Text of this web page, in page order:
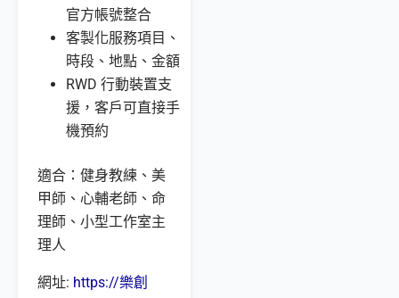
官方帳號整合
客製化服務項目、
時段、地點、金額
RWD 行動裝置支
援，客戶可直接手
機預約
適合：健身教練、美
甲師、心輔老師、命
理師、小型工作室主
理人
網址: https://樂創